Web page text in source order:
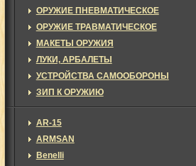
ОРУЖИЕ ПНЕВМАТИЧЕСКОЕ
ОРУЖИЕ ТРАВМАТИЧЕСКОЕ
МАКЕТЫ ОРУЖИЯ
ЛУКИ, АРБАЛЕТЫ
УСТРОЙСТВА САМООБОРОНЫ
ЗИП К ОРУЖИЮ
AR-15
ARMSAN
Benelli